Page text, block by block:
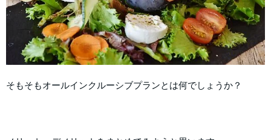
そもそもオールインクルーシブプランとは何でしょうか？